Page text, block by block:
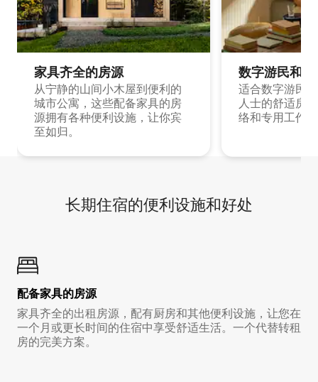
家具齐全的房源
从宁静的山间小木屋到便利的
城市公寓，这些配备家具的房
源拥有各种便利设施，让你宾
至如归。
数字游民和
适合数字游民
人士的舒适房
络和专用工作
长期住宿的便利设施和好处
配备家具的房源
家具齐全的出租房源，配有厨房和其他便利设施，让您在
一个月或更长时间的住宿中享受舒适生活。一个代替转租
房的完美方案。